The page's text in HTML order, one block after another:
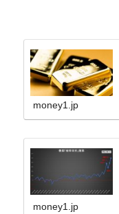
money1.jp
money1.jp